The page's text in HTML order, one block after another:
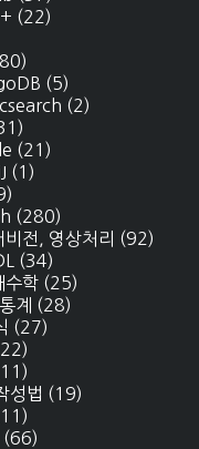
(22)
(5)
(2)
(21)
(1)
(280)
비전, 영상처리 (92)
(34)
수학 (25)
계 (28)
(27)
성법 (19)
(66)